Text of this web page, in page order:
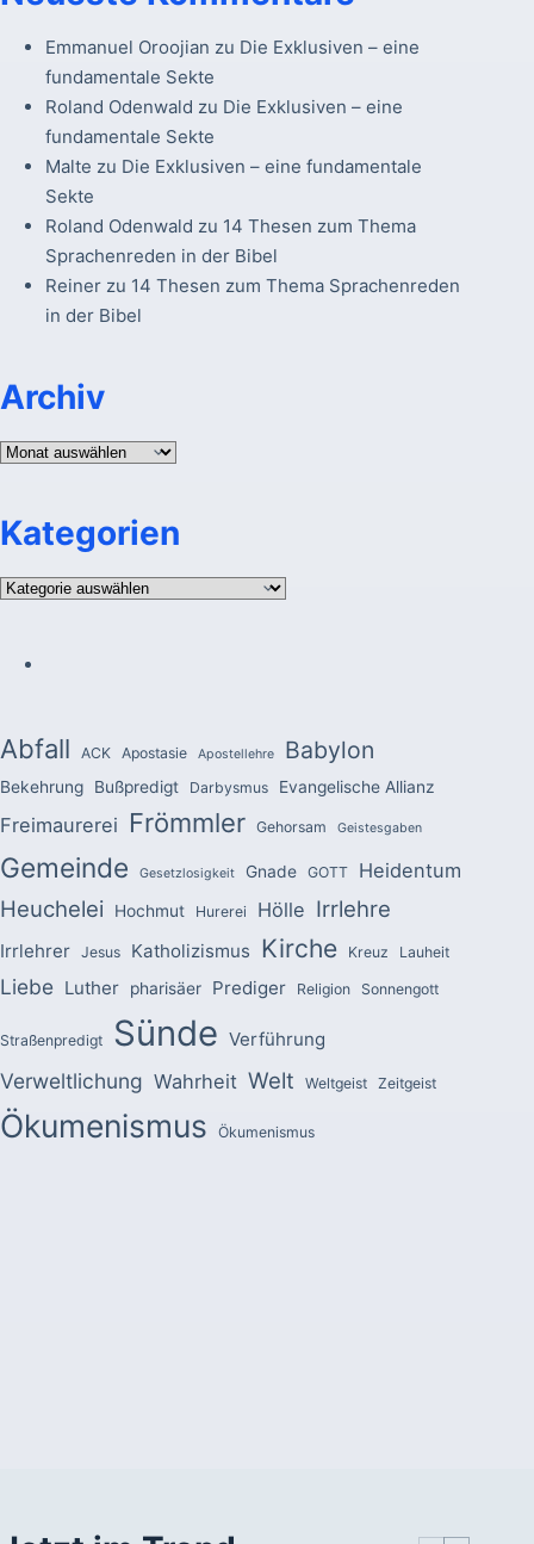
Emmanuel Oroojian zu Die Exklusiven – eine
fundamentale Sekte
Roland Odenwald zu Die Exklusiven – eine
fundamentale Sekte
Malte zu Die Exklusiven – eine fundamentale
Sekte
Roland Odenwald zu 14 Thesen zum Thema
Sprachenreden in der Bibel
Reinerzu 14 Thesen zum Thema Sprachenreden
in der Bibel
Archiv
Archiv
Kategorien
Kategorien
Abfall ACK Apostasie Apostellehre Babylon
Bekehrung Bußpredigt Darbysmus Evangelische Allianz
Freimaurerei Frömmler Gehorsam Geistesgaben
Gemeinde Gesetzlosigkeit Gnade GOTT Heidentum
Heuchelei Hochmut Hurerei Hölle Irrlehre
Irrlehrer Jesus Katholizismus Kirche Kreuz Lauheit
Liebe Luther pharisäer Prediger Religion Sonnengott
Straßenpredigt Sünde Verführung
Verweltlichung Wahrheit Welt Weltgeist Zeitgeist
Ökumenismus Ökumenismus